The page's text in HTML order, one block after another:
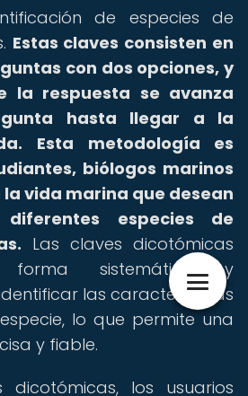
de especies de
Estas claves consisten en
con dos opciones, y
la respuesta se avanza
hasta llegar a la
Esta metodología es
biólogos marinos
vida marina que desean
especies de
Las claves dicotómicas
sistemática y
las características
lo que permite una
y fiable.
dicotómicas, los usuarios